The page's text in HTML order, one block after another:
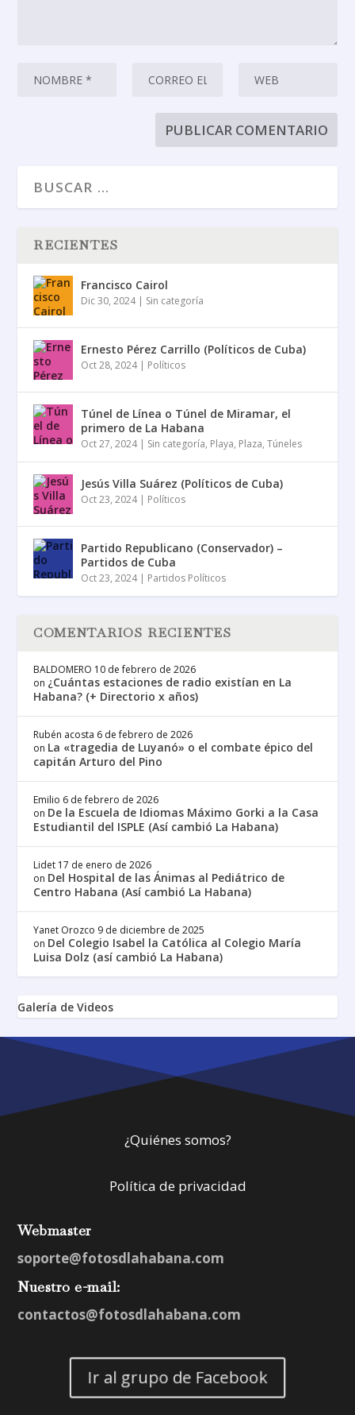
RECIENTES
Francisco Cairol
Dic 30, 2024| Sin categoría
Ernesto Pérez Carrillo (Políticos de Cuba)
Oct 28, 2024| Políticos
Túnel de Línea o Túnel de Miramar, el
primero de La Habana
Oct 27, 2024| Sin categoría, Playa, Plaza,Túneles
Jesús Villa Suárez (Políticos de Cuba)
Oct 23, 2024| Políticos
Partido Republicano (Conservador) –
Partidos de Cuba
Oct 23, 2024| Partidos Políticos
COMENTARIOS RECIENTES
BALDOMERO 10 de febrero de 2026
on ¿Cuántas estaciones de radio existían en La
Habana? (+ Directorio x años)
Rubén acosta 6 de febrero de 2026
on La «tragedia de Luyanó» o el combate épico del
capitán Arturo del Pino
Emilio 6 de febrero de 2026
on De la Escuela de Idiomas Máximo Gorki a la Casa
Estudiantil del ISPLE (Así cambió La Habana)
Lidet 17 de enero de 2026
on Del Hospital de las Ánimas al Pediátrico de
Centro Habana (Así cambió La Habana)
Yanet Orozco 9 de diciembre de 2025
on Del Colegio Isabel la Católica al Colegio María
Luisa Dolz (así cambió La Habana)
Galería de Videos
¿Quiénes somos?
Política de privacidad
Webmaster
soporte@fotosdlahabana.com
Nuestro e-mail:
contactos@fotosdlahabana.com
Ir al grupo de Facebook